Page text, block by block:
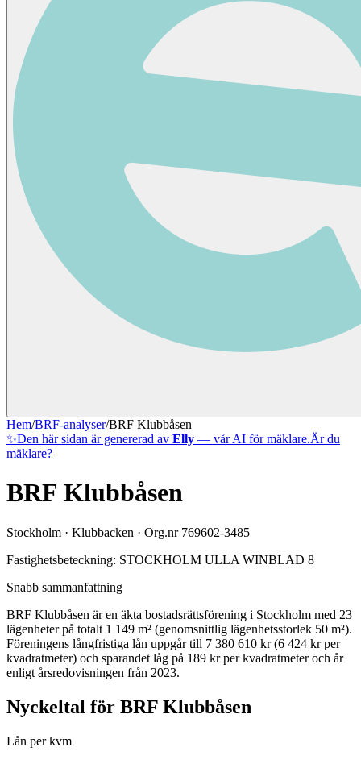
Hem/BRF-analyser/BRF Klubbåsen
✨Den här sidan är genererad av Elly — vår AI för mäklare.Är du
mäklare?
BRF Klubbåsen
Stockholm · Klubbacken · Org.nr 769602-3485
Fastighetsbeteckning: STOCKHOLM ULLA WINBLAD 8
Snabb sammanfattning
BRF Klubbåsen är en äkta bostadsrättsförening i Stockholm med 23
lägenheter på totalt 1 149 m² (genomsnittlig lägenhetsstorlek 50 m²).
Föreningens långfristiga lån uppgår till 7 380 610 kr (6 424 kr per
kvadratmeter) och sparandet låg på 189 kr per kvadratmeter och år
enligt årsredovisningen från 2023.
Nyckeltal för BRF Klubbåsen
Lån per kvm